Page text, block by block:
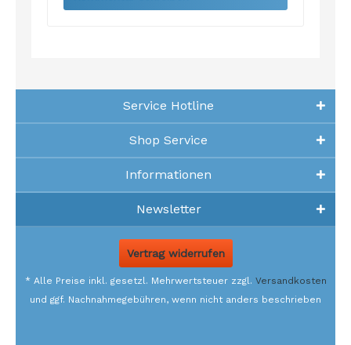
Service Hotline
Shop Service
Informationen
Newsletter
Vertrag widerrufen
* Alle Preise inkl. gesetzl. Mehrwertsteuer zzgl. Versandkosten
und ggf. Nachnahmegebühren, wenn nicht anders beschrieben